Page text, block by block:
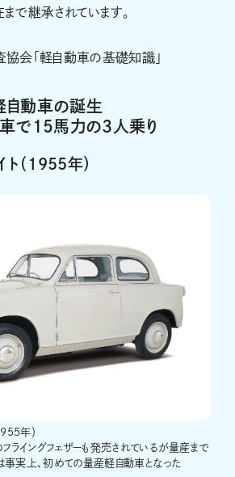
で継承されています。
協会「軽自動車の基礎知識」
動車の誕生
で15馬力の3人乗り
ト（1955年）
年）
ライングフェザーも発売されているが量産まで
事実上、初めての量産軽自動車となった